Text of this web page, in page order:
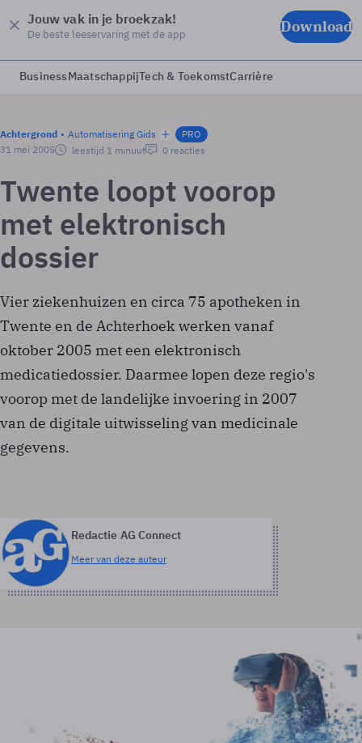
Jouw vak in je broekzak!
De beste leeservaring met de app Download
BusinessMaatschappijTech & ToekomstCarrière
Achtergrond Automatisering Gids
PRO
31 mei 2005
leestijd 1 minuut 0 reacties
Twente loopt voorop
met elektronisch
dossier
Vier ziekenhuizen en circa 75 apotheken in
Twente en de Achterhoek werken vanaf
oktober 2005 met een elektronisch
medicatiedossier. Daarmee lopen deze regio's
voorop met de landelijke invoering in 2007
van de digitale uitwisseling van medicinale
gegevens.
Redactie AG Connect
Meer van deze auteur